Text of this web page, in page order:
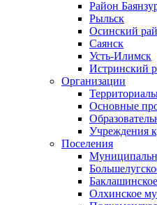
Район
Рыльск
Осинский
Саянск
Усть-Илимск
Истринский
Организации
Основные
Учреждения
Поселения
Олхинское